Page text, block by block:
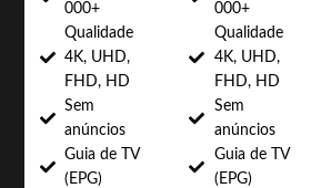
000+
Qualidade
4K, UHD,
FHD, HD
Sem
anúncios
Guia de TV
(EPG)
000+
Qualidade
4K, UHD,
FHD, HD
Sem
anúncios
Guia de TV
(EPG)